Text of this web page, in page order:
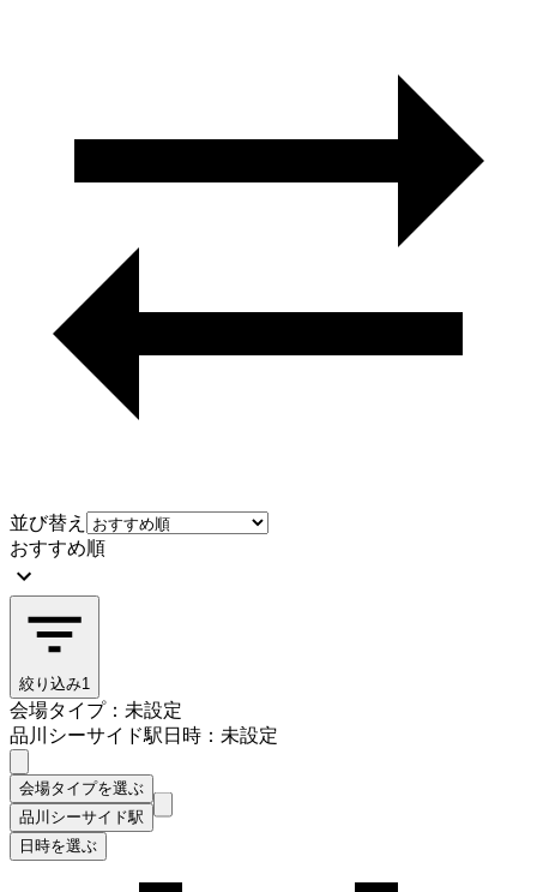
並び替え
おすすめ順
絞り込み1
会場タイプ：未設定
品川シーサイド駅日時：未設定
会場タイプを選ぶ
品川シーサイド駅
日時を選ぶ